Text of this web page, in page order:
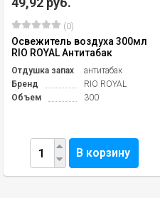
(0)
Освежитель воздуха 300мл
RIO ROYAL Антитабак
Отдушка запах
антитабак
Бренд
RIO ROYAL
Объем
300
В корзину